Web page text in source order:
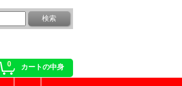
0 カートの中身